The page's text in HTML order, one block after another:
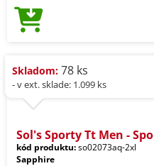
Skladom: 78 ks
- v ext. sklade: 1.099 ks
Sol's Sporty Tt Men - Spo
kód produktu:so02073aq-2xl
Sapphire